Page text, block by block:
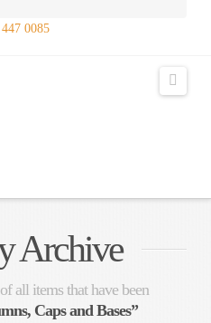
0085
Archive
all items that have been
Caps and Bases”